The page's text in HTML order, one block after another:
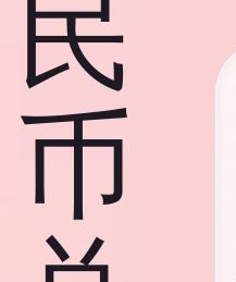
民
币